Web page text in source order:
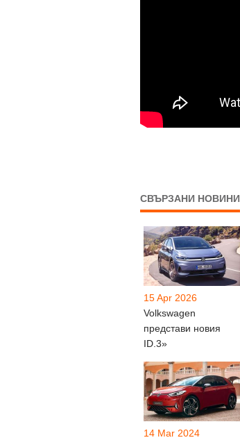
СВЪРЗАНИ НОВИНИ
15 Apr 2026
Volkswagen
представи новия
ID.3»
14 Mar 2024